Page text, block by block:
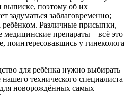
выписке, поэтому об их
задуматься заблаговременно;
ребёнком. Различные присыпки,
медицинские препараты – всё это
поинтересовавшись у гинеколога
для ребёнка нужно выбирать
технического специалиста
новорождённых самых